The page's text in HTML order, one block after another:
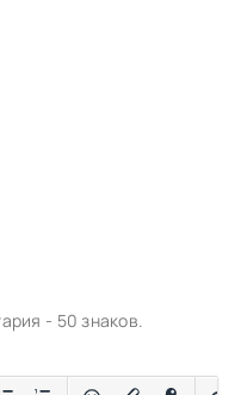
- 50 знаков.